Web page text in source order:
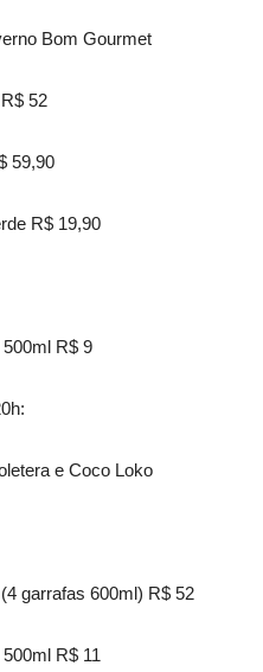
Bom Gourmet
52
59,90
R$ 19,90
R$ 9
e Coco Loko
garrafas 600ml) R$ 52
R$ 11